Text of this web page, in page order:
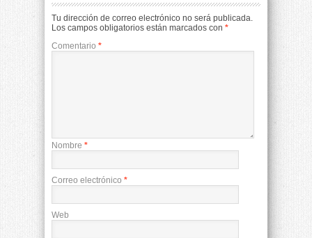
Tu dirección de correo electrónico no será publicada.
Los campos obligatorios están marcados con *
Comentario *
Nombre *
Correo electrónico *
Web